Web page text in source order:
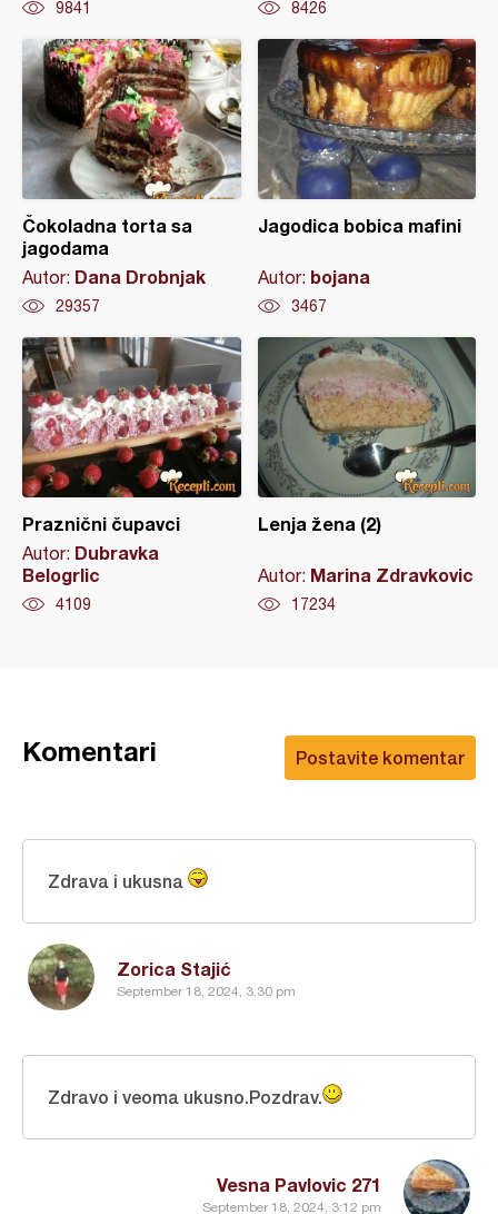
9841 8426
Čokoladna torta sa
jagodama
Autor: Dana Drobnjak
29357
Jagodica bobica mafini
Autor: bojana
3467
Praznični čupavci
Autor: Dubravka
Belogrlic
4109
Lenja žena (2)
Autor: Marina Zdravkovic
17234
Postavite komentar
Komentari
Zorica Stajić
September 18, 2024, 3:30 pm
Zdrava i ukusna
Vesna Pavlovic 271
September 18, 2024, 3:12 pm
Zdravo i veoma ukusno.Pozdrav.